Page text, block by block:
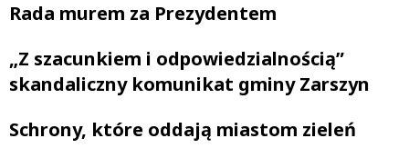
Rada murem za Prezydentem
„Z szacunkiem i odpowiedzialnością”
skandaliczny komunikat gminy Zarszyn
Schrony, które oddają miastom zieleń